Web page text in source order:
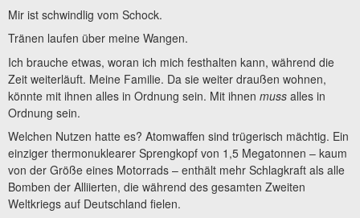
Mir ist schwindlig vom Schock.
Tränen laufen über meine Wangen.
Ich brauche etwas, woran ich mich festhalten kann, während die
Zeit weiterläuft. Meine Familie. Da sie weiter draußen wohnen,
könnte mit ihnen alles in Ordnung sein. Mit ihnen muss alles in
Ordnung sein.
Welchen Nutzen hatte es? Atomwaffen sind trügerisch mächtig. Ein
einziger thermonuklearer Sprengkopf von 1,5 Megatonnen – kaum
von der Größe eines Motorrads – enthält mehr Schlagkraft als alle
Bomben der Alliierten, die während des gesamten Zweiten
Weltkriegs auf Deutschland fielen.